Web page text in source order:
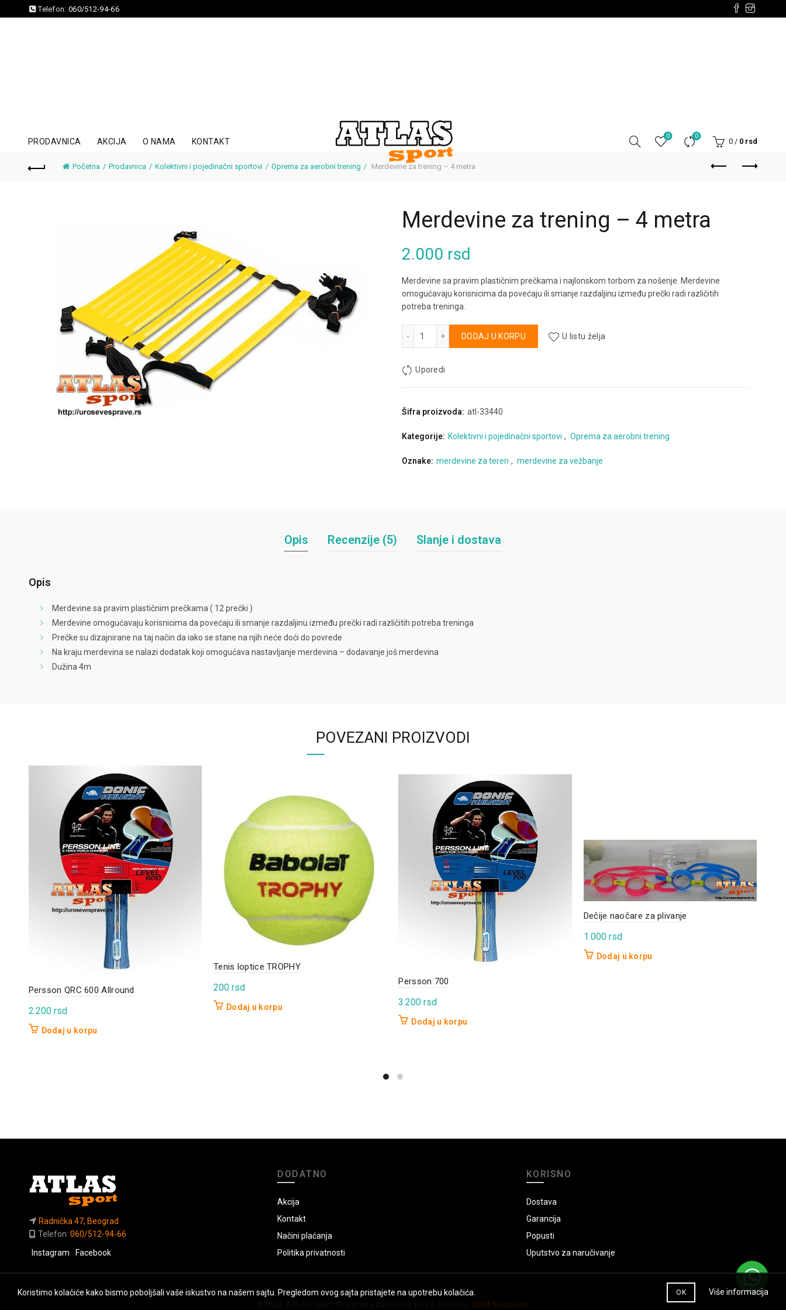
Telefon: 060/512-94-66
PRODAVNICA AKCIJA O NAMA KONTAKT
0 0
0 / 0 rsd
Početna Prodavnica Kolektivni i pojedinačni sportovi Oprema za aerobni trening Merdevine za trening – 4 metra
Merdevine za trening – 4 metra
2.000 rsd
Merdevine sa pravim plastičnim prečkama i najlonskom torbom za nošenje. Merdevine
omogućavaju korisnicima da povećaju ili smanje razdaljinu između prečki radi različitih
potreba treninga.
Merdevine za trening - 4 metra količina
DODAJ U KORPU
Alternative:
U listu želja
Uporedi
Šifra proizvoda: atl-33440
Kategorije: Kolektivni i pojedinačni sportovi , Oprema za aerobni trening
Oznake: merdevine za teren , merdevine za vežbanje
Opis Recenzije (5) Slanje i dostava
Opis
Merdevine sa pravim plastičnim prečkama ( 12 prečki )
Merdevine omogućavaju korisnicima da povećaju ili smanje razdaljinu između prečki radi različitih potreba treninga
Prečke su dizajnirane na taj način da iako se stane na njih neće doći do povrede
Na kraju merdevina se nalazi dodatak koji omogućava nastavljanje merdevina – dodavanje još merdevina
Dužina 4m
POVEZANI PROIZVODI
Persson QRC 600 Allround
2.200 rsd
Dodaj u korpu
Tenis loptice TROPHY
200 rsd
Dodaj u korpu
Persson 700
3.200rsd
Dodaj u korpu
Dečije naočare za plivanje
1.000 rsd
Dodaj u korpu
Radnička 47, Beograd
Telefon: 060/512-94-66
Instagram
Facebook
DODATNO
Akcija
Kontakt
Načini plaćanja
Politika privatnosti
KORISNO
Dostava
Garancija
Popusti
Uputstvo za naručivanje
GSM Solutions
Koristimo kolačiće kako bismo poboljšali vaše iskustvo na našem sajtu. Pregledom ovog sajta pristajete na upotrebu kolačića. OK Više informacija